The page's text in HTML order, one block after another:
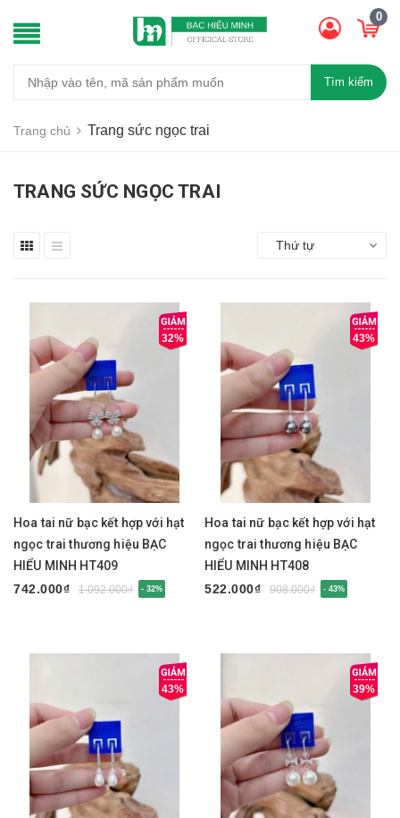
0
Tìm kiếm
Trang chủ Trang sức ngọc trai
TRANG SỨC NGỌC TRAI
Thứ tự
32%
Hoa tai nữ bạc kết hợp với hạt
ngọc trai thương hiệu BẠC
HIỂU MINH HT409
742.000₫
1.092.000₫ - 32%
43%
Hoa tai nữ bạc kết hợp với hạt
ngọc trai thương hiệu BẠC
HIỂU MINH HT408
522.000₫
908.000₫ - 43%
43% 39%